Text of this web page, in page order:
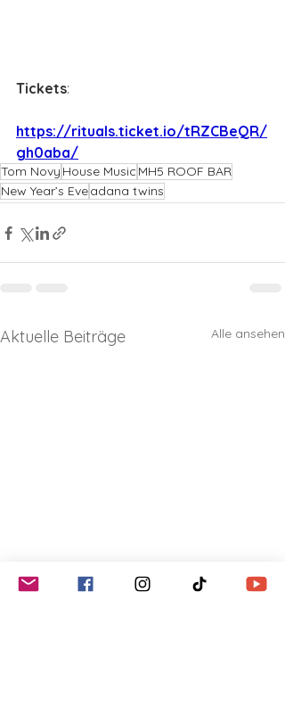
Tickets:
https://rituals.ticket.io/tRZCBeQR/
gh0aba/
Tom Novy House Music MH5 ROOF BAR
New Year’s Eveadana twins
Aktuelle Beiträge Alle ansehen